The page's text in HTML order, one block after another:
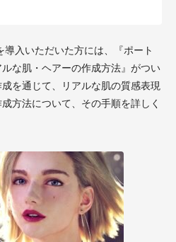
入いただいた方には、『ポート
な肌・ヘアーの作成方法』がつい
を通じて、リアルな肌の質感表現
方法について、その手順を詳しく